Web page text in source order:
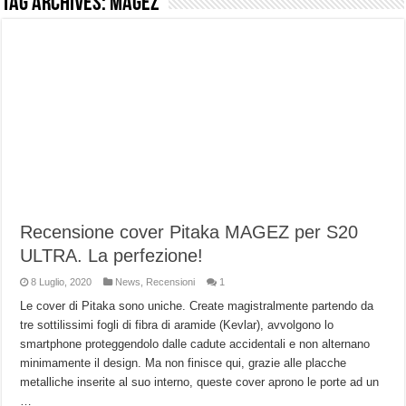
Brondi Amico VERO 4G : Focus su SOS e comandi da remoto
Recensione cover Pitaka MAGEZ per S20
ULTRA. La perfezione!
8 Luglio, 2020 News Recensioni 1
Le cover di Pitaka sono uniche. Create magistralmente partendo da
tre sottilissimi fogli di fibra di aramide (Kevlar), avvolgono lo
smartphone proteggendolo dalle cadute accidentali e non alternano
minimamente il design. Ma non finisce qui, grazie alle placche
metalliche inserite al suo interno, queste cover aprono le porte ad un